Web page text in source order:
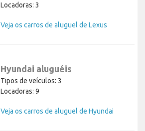
Locadoras: 3
Veja os carros de aluguel de Lexus
Hyundai aluguéis
Tipos de veículos: 3
Locadoras: 9
Veja os carros de aluguel de Hyundai